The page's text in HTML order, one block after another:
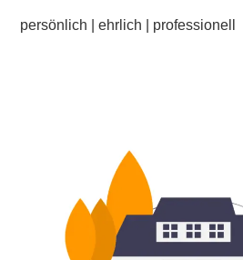
persönlich | ehrlich | professionell